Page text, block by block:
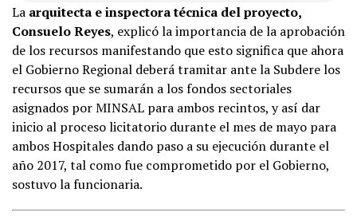
La arquitecta e inspectora técnica del proyecto,
Consuelo Reyes, explicó la importancia de la aprobación
de los recursos manifestando que esto significa que ahora
el Gobierno Regional deberá tramitar ante la Subdere los
recursos que se sumarán a los fondos sectoriales
asignados por MINSAL para ambos recintos, y así dar
inicio al proceso licitatorio durante el mes de mayo para
ambos Hospitales dando paso a su ejecución durante el
año 2017, tal como fue comprometido por el Gobierno,
sostuvo la funcionaria.